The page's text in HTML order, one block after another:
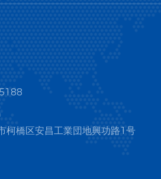
して始まります。このジルコニア粉
、沈殿法では、オキシ塩化ジルコニ
液中で沈殿剤と反応させて水酸化ジ
これを焼成してジルコニア粉末を得
は、最終セラミックの優れた性能を
使用される酸化マグネシウムは、マ
柯橋区安昌工業団地興功路1号